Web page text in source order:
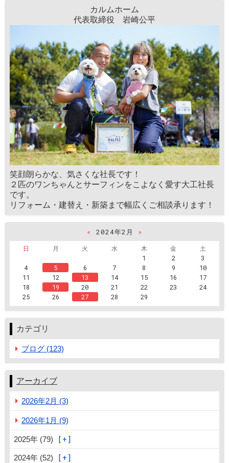
カルムホーム
代表取締役 岩崎公平
笑顔朗らかな、気さくな社長です！
２匹のワンちゃんとサーフィンをこよなく愛す大工社長
です。
リフォーム・建替え・新築まで幅広くご相談承ります！
« 2024年2月
»
日
月 火 水 木 金
土
1
2
3
4
5 6 7 8 9
10
11
12 13 14 15 16
17
18
19 20 21 22 23
24
25
26 27 28 29
カテゴリ
ブログ (123)
アーカイブ
2026年2月 (3)
2026年1月 (9)
2025年 (79)
2024年 (52)